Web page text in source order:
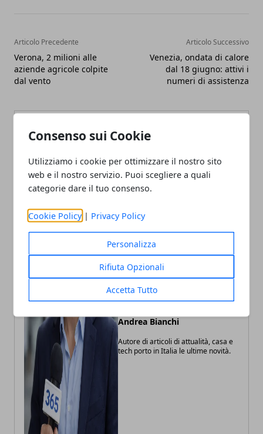
Consenso sui Cookie
Utilizziamo i cookie per ottimizzare il nostro sito
web e il nostro servizio. Puoi scegliere a quali
categorie dare il tuo consenso.
Cookie Policy | Privacy Policy
Personalizza
Rifiuta Opzionali
Accetta Tutto
Articolo Precedente
Verona, 2 milioni alle
aziende agricole colpite
dal vento
Articolo Successivo
Venezia, ondata di calore
dal 18 giugno: attivi i
numeri di assistenza
Andrea Bianchi
Autore di articoli di attualità, casa e
tech porto in Italia le ultime novità.